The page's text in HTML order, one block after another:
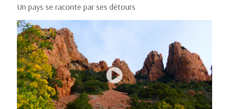
Un pays se raconte par ses détours